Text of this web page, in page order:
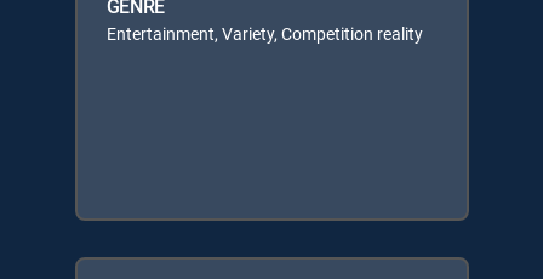
GENRE
Entertainment, Variety, Competition reality